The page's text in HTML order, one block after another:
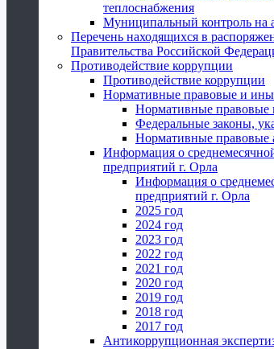
теплоснабжения
Муниципальный контроль на
Перечень находящихся в
Правительства Российской
Противодействие коррупции
Противодействие коррупции
Нормативные правовые и
Нормативные правовые
Федеральные законы,
Нормативные правовые
Информация о
предприятий г. Орла
Информация о
предприятий г. Орла
2025 год
2024 год
2023 год
2022 год
2021 год
2020 год
2019 год
2018 год
2017 год
Антикоррупционная